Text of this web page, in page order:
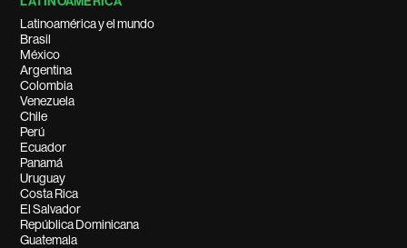
Latinoamérica y el mundo
Brasil
México
Argentina
Colombia
Venezuela
Chile
Perú
Ecuador
Panamá
Uruguay
Costa Rica
El Salvador
República Dominicana
Guatemala